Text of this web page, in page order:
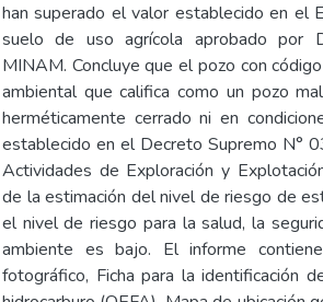
han superado el valor establecido en el
suelo de uso agrícola aprobado por
MINAM. Concluye que el pozo con
ambiental que califica como un pozo
herméticamente cerrado ni en
establecido en el Decreto Supremo N°
Actividades de Exploración y
de la estimación del nivel de riesgo de
el nivel de riesgo para la salud, la
ambiente es bajo. El informe
fotográfico, Ficha para la identificación